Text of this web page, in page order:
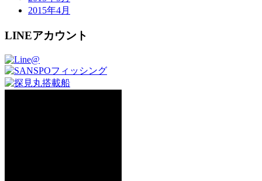
2015年4月
LINEアカウント